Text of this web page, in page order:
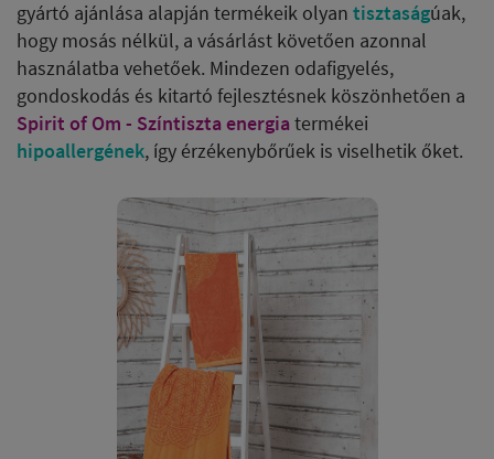
gyártó ajánlása alapján termékeik olyan tisztaságúak,
hogy mosás nélkül, a vásárlást követően azonnal
használatba vehetőek. Mindezen odafigyelés,
gondoskodás és kitartó fejlesztésnek köszönhetően a
Spirit of Om - Színtiszta energiatermékei
hipoallergének, így érzékenybőrűek is viselhetik őket.